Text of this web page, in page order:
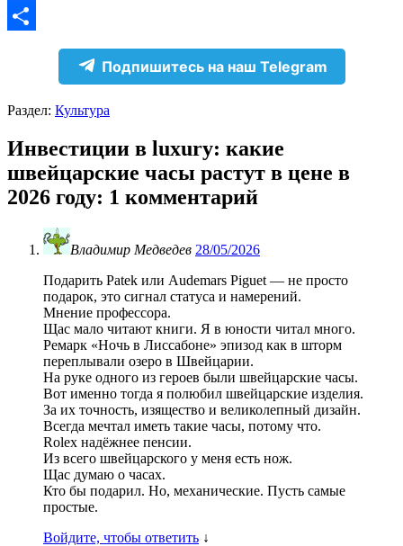
Facebook
Подпишитесь на наш Telegram
Раздел: Культура
Инвестиции в luxury: какие
швейцарские часы растут в цене в
2026 году: 1 комментарий
Владимир Медведев 28/05/2026
Подарить Patek или Audemars Piguet — не просто
подарок, это сигнал статуса и намерений.
Мнение профессора.
Щас мало читают книги. Я в юности читал много.
Ремарк «Ночь в Лиссабоне» эпизод как в шторм
переплывали озеро в Швейцарии.
На руке одного из героев были швейцарские часы.
Вот именно тогда я полюбил швейцарские изделия.
За их точность, изящество и великолепный дизайн.
Всегда мечтал иметь такие часы, потому что.
Rolex надёжнее пенсии.
Из всего швейцарского у меня есть нож.
Щас думаю о часах.
Кто бы подарил. Но, механические. Пусть самые
простые.
Войдите, чтобы ответить ↓